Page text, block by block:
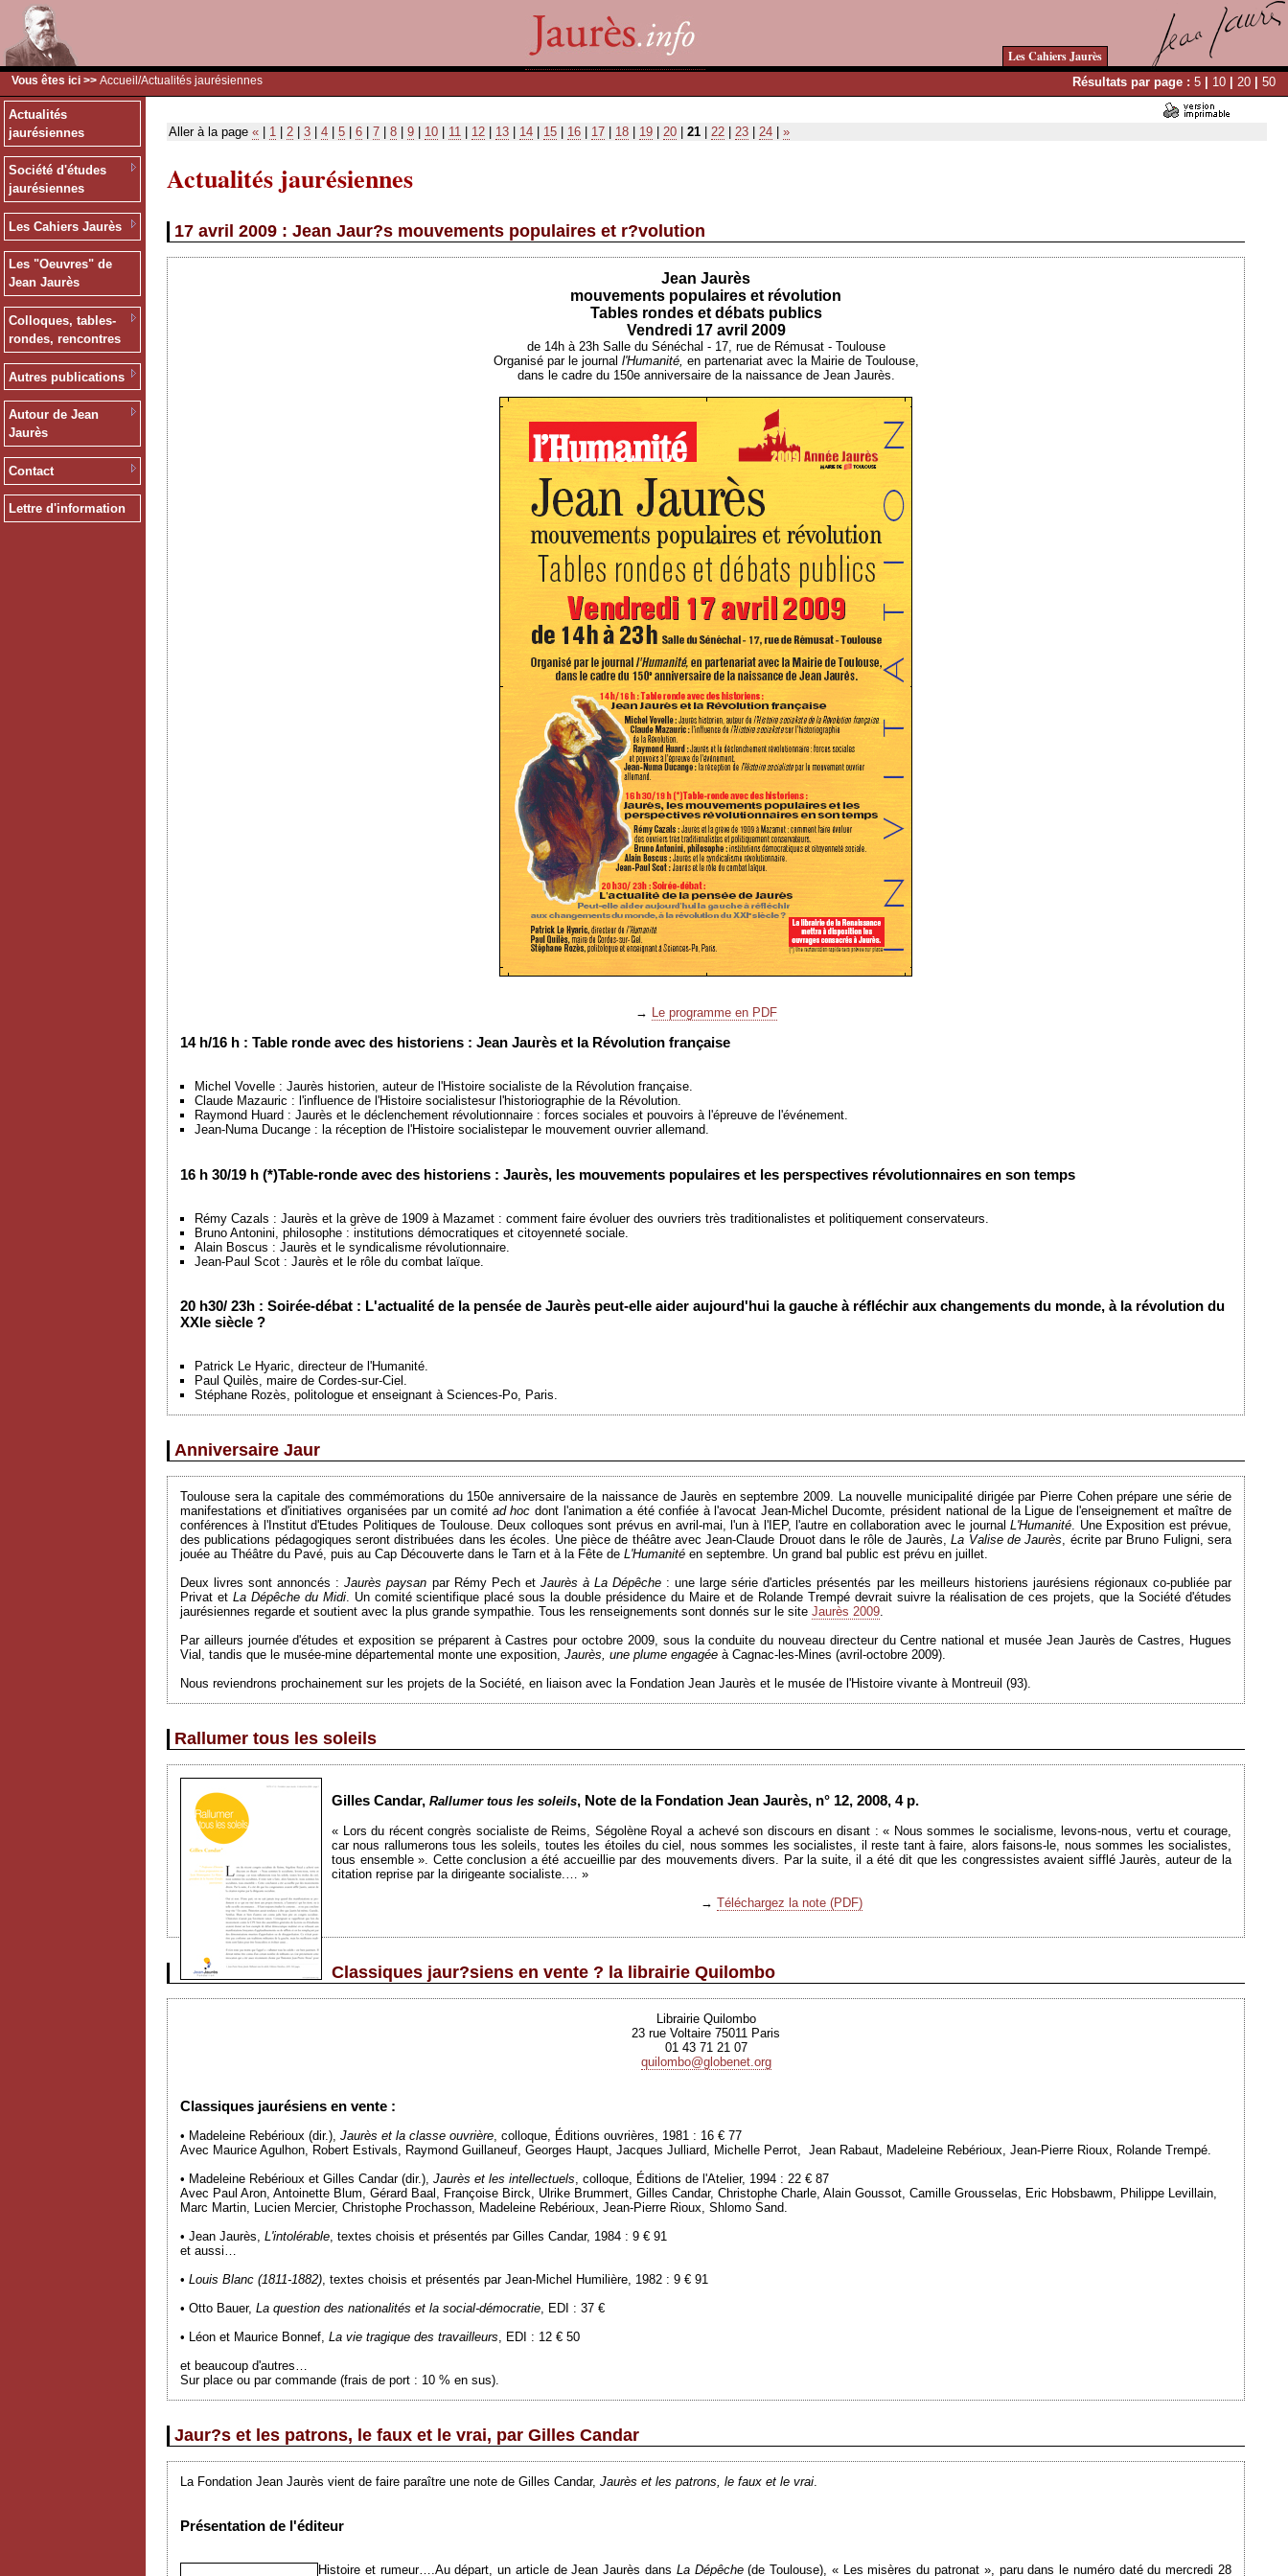
Les Cahiers Jaurès
Vous êtes ici >> Accueil /Actualités jaurésiennes Résultats par page : 5 | 10 | 20 | 50
Actualités
jaurésiennes
Société d'études
jaurésiennes
Les Cahiers Jaurès
Les "Oeuvres" de
Jean Jaurès
Colloques, tables-
rondes, rencontres
Autres publications
Autour de Jean
Jaurès
Contact
Lettre d'information
Aller à la page « 1 2 3 4 5 6 7 8 9 10 11 12 13 14 15 16 17 18 19 20 21 22 23 24 »
Actualités jaurésiennes
17 avril 2009 : Jean Jaur?s mouvements populaires et r?volution
Jean Jaurès
mouvements populaires et révolution
Tables rondes et débats publics
Vendredi 17 avril 2009
de 14h à 23h Salle du Sénéchal - 17, rue de Rémusat - Toulouse
Organisé par le journal l'Humanité, en partenariat avec la Mairie de Toulouse,
dans le cadre du 150e anniversaire de la naissance de Jean Jaurès.
→ Le programme en PDF
14 h/16 h : Table ronde avec des historiens : Jean Jaurès et la Révolution française
Michel Vovelle : Jaurès historien, auteur de l'Histoire socialiste de la Révolution française.
Claude Mazauric : l'influence de l'Histoire socialistesur l'historiographie de la Révolution.
Raymond Huard : Jaurès et le déclenchement révolutionnaire : forces sociales et pouvoirs à l'épreuve de l'événement.
Jean-Numa Ducange : la réception de l'Histoire socialistepar le mouvement ouvrier allemand.
16 h 30/19 h (*)Table-ronde avec des historiens : Jaurès, les mouvements populaires et les perspectives révolutionnaires en son temps
Rémy Cazals : Jaurès et la grève de 1909 à Mazamet : comment faire évoluer des ouvriers très traditionalistes et politiquement conservateurs.
Bruno Antonini, philosophe : institutions démocratiques et citoyenneté sociale.
Alain Boscus : Jaurès et le syndicalisme révolutionnaire.
Jean-Paul Scot : Jaurès et le rôle du combat laïque.
20 h30/ 23h : Soirée-débat : L'actualité de la pensée de Jaurès peut-elle aider aujourd'hui la gauche à réfléchir aux changements du monde, à la révolution du
XXIe siècle ?
Patrick Le Hyaric, directeur de l'Humanité.
Paul Quilès, maire de Cordes-sur-Ciel.
Stéphane Rozès, politologue et enseignant à Sciences-Po, Paris.
Anniversaire Jaur
Toulouse sera la capitale des commémorations du 150e anniversaire de la naissance de Jaurès en septembre 2009. La nouvelle municipalité dirigée par Pierre Cohen prépare une série de
manifestations et d'initiatives organisées par un comité ad hoc dont l'animation a été confiée à l'avocat Jean-Michel Ducomte, président national de la Ligue de l'enseignement et maître de
conférences à l'Institut d'Etudes Politiques de Toulouse. Deux colloques sont prévus en avril-mai, l'un à l'IEP, l'autre en collaboration avec le journalL'Humanité. Une Exposition est prévue,
des publications pédagogiques seront distribuées dans les écoles. Une pièce de théâtre avec Jean-Claude Drouot dans le rôle de Jaurès,La Valise de Jaurès, écrite par Bruno Fuligni, sera
jouée au Théâtre du Pavé, puis au Cap Découverte dans le Tarn et à la Fête de L'Humanité en septembre. Un grand bal public est prévu en juillet.
Deux livres sont annoncés :Jaurès paysan par Rémy Pech et Jaurès à La Dépêche : une large série d'articles présentés par les meilleurs historiens jaurésiens régionaux co-publiée par
Privat et La Dépêche du Midi. Un comité scientifique placé sous la double présidence du Maire et de Rolande Trempé devrait suivre la réalisation de ces projets, que la Société d'études
jaurésiennes regarde et soutient avec la plus grande sympathie. Tous les renseignements sont donnés sur le site Jaurès 2009.
Par ailleurs journée d'études et exposition se préparent à Castres pour octobre 2009, sous la conduite du nouveau directeur du Centre national et musée Jean Jaurès de Castres, Hugues
Vial, tandis que le musée-mine départemental monte une exposition, Jaurès, une plume engagée à Cagnac-les-Mines (avril-octobre 2009).
Nous reviendrons prochainement sur les projets de la Société, en liaison avec la Fondation Jean Jaurès et le musée de l'Histoire vivante à Montreuil (93).
Rallumer tous les soleils
Gilles Candar, Rallumer tous les soleils, Note de la Fondation Jean Jaurès, n° 12, 2008, 4 p.
« Lors du récent congrès socialiste de Reims, Ségolène Royal a achevé son discours en disant : « Nous sommes le socialisme, levons-nous, vertu et courage,
car nous rallumerons tous les soleils, toutes les étoiles du ciel, nous sommes les socialistes, il reste tant à faire, alors faisons-le, nous sommes les socialistes,
tous ensemble ». Cette conclusion a été accueillie par des mouvements divers. Par la suite, il a été dit que les congressistes avaient sifflé Jaurès, auteur de la
citation reprise par la dirigeante socialiste.… »
→Téléchargez la note (PDF)
Classiques jaur?siens en vente ? la librairie Quilombo
Librairie Quilombo
23 rue Voltaire 75011 Paris
01 43 71 21 07
quilombo@globenet.org
Classiques jaurésiens en vente :
• Madeleine Rebérioux (dir.), Jaurès et la classe ouvrière, colloque, Éditions ouvrières, 1981 : 16 € 77
Avec Maurice Agulhon, Robert Estivals, Raymond Guillaneuf, Georges Haupt, Jacques Julliard, Michelle Perrot, Jean Rabaut, Madeleine Rebérioux, Jean-Pierre Rioux, Rolande Trempé.
• Madeleine Rebérioux et Gilles Candar (dir.), Jaurès et les intellectuels, colloque, Éditions de l'Atelier, 1994 : 22 € 87
Avec Paul Aron, Antoinette Blum, Gérard Baal, Françoise Birck, Ulrike Brummert, Gilles Candar, Christophe Charle, Alain Goussot, Camille Grousselas, Eric Hobsbawm, Philippe Levillain,
Marc Martin, Lucien Mercier, Christophe Prochasson, Madeleine Rebérioux, Jean-Pierre Rioux, Shlomo Sand.
• Jean Jaurès, L'intolérable, textes choisis et présentés par Gilles Candar, 1984 : 9 € 91
et aussi…
• Louis Blanc (1811-1882), textes choisis et présentés par Jean-Michel Humilière, 1982 : 9 € 91
• Otto Bauer, La question des nationalités et la social-démocratie, EDI : 37 €
• Léon et Maurice Bonnef, La vie tragique des travailleurs, EDI : 12 € 50
et beaucoup d'autres…
Sur place ou par commande (frais de port : 10 % en sus).
Jaur?s et les patrons, le faux et le vrai, par Gilles Candar
La Fondation Jean Jaurès vient de faire paraître une note de Gilles Candar, Jaurès et les patrons, le faux et le vrai.
Présentation de l'éditeur
Histoire et rumeur….Au départ, un article de Jean Jaurès dans La Dépêche(de Toulouse), « Les misères du patronat », paru dans le numéro daté du mercredi 28